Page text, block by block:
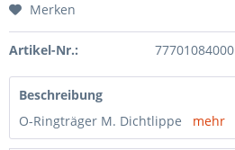
Merken
Artikel-Nr.: 77701084000
Beschreibung
O-Ringträger M. Dichtlippe mehr